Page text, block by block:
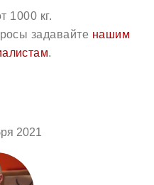
1000 кг.
задавайте нашим
.
2021